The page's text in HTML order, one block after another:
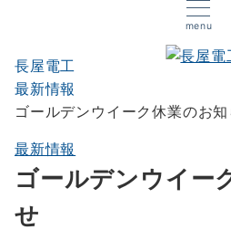
menu
長屋電工
最新情報
ゴールデンウイーク休業のお
最新情報
ゴールデンウイー
せ